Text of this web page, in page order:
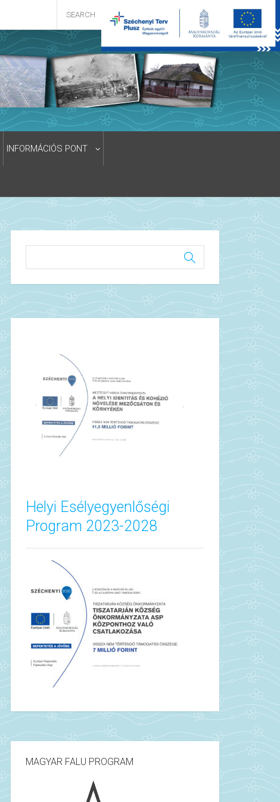
INFORMÁCIÓS PONT
Helyi Esélyegyenlőségi
Program 2023-2028
MAGYAR FALU PROGRAM